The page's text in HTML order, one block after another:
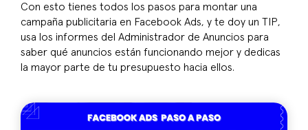
Con esto tienes todos los pasos para montar una
campaña publicitaria en Facebook Ads, y te doy un TIP,
usa los informes del Administrador de Anuncios para
saber qué anuncios están funcionando mejor y dedicas
la mayor parte de tu presupuesto hacia ellos.